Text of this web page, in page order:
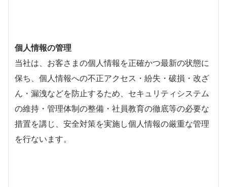
個人情報の管理
当社は、お客さまの個人情報を正確かつ最新の状態に
保ち、個人情報への不正アクセス・紛失・破損・改ざ
ん・漏洩などを防止するため、セキュリティシステム
の維持・管理体制の整備・社員教育の徹底等の必要な
措置を講じ、安全対策を実施し個人情報の厳重な管理
を行ないます。